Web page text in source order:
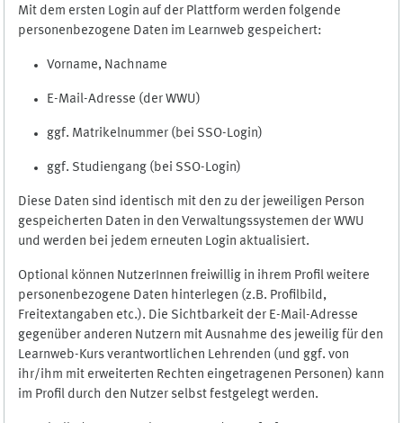
Mit dem ersten Login auf der Plattform werden folgende
personenbezogene Daten im Learnweb gespeichert:
Vorname, Nachname
E-Mail-Adresse (der WWU)
ggf. Matrikelnummer (bei SSO-Login)
ggf. Studiengang (bei SSO-Login)
Diese Daten sind identisch mit den zu der jeweiligen Person
gespeicherten Daten in den Verwaltungssystemen der WWU
und werden bei jedem erneuten Login aktualisiert.
Optional können NutzerInnen freiwillig in ihrem Profil weitere
personenbezogene Daten hinterlegen (z.B. Profilbild,
Freitextangaben etc.). Die Sichtbarkeit der E-Mail-Adresse
gegenüber anderen Nutzern mit Ausnahme des jeweilig für den
Learnweb-Kurs verantwortlichen Lehrenden (und ggf. von
ihr/ihm mit erweiterten Rechten eingetragenen Personen) kann
im Profil durch den Nutzer selbst festgelegt werden.